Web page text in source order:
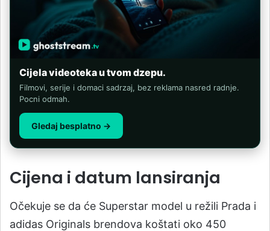
Cijela videoteka u tvom dzepu.
Filmovi, serije i domaci sadrzaj, bez reklama nasred radnje.
Pocni odmah.
Gledaj besplatno →
Cijena i datum lansiranja
Očekuje se da će Superstar model u režili Prada i
adidas Originals brendova koštati oko 450